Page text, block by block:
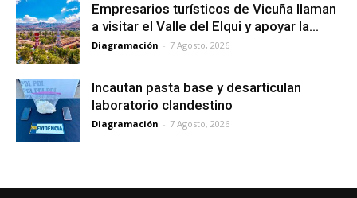
Empresarios turísticos de Vicuña llaman
a visitar el Valle del Elqui y apoyar la...
Diagramación - 7 Agosto, 2026
Incautan pasta base y desarticulan
laboratorio clandestino
Diagramación - 7 Agosto, 2026